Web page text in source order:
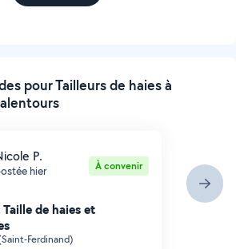
pour Tailleurs de haies à
P.
hier À convenir
de haies et
Ferdinand)